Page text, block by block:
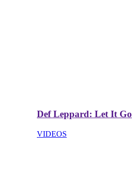
Def Leppard: Let It Go
VIDEOS